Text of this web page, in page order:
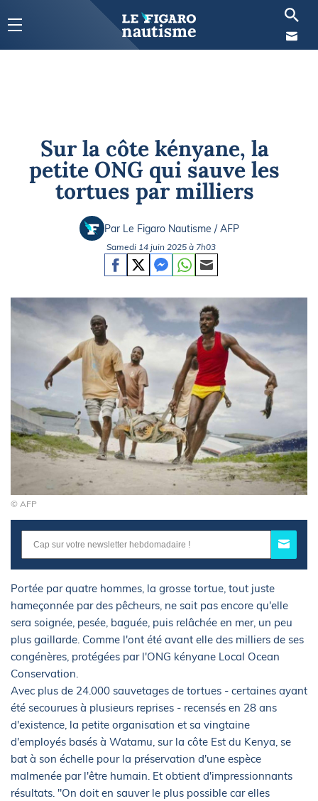
Sur la côte kényane, la
petite ONG qui sauve les
tortues par milliers
Par Le Figaro Nautisme / AFP
Samedi 14 juin 2025 à 7h03
© AFP
Portée par quatre hommes, la grosse tortue, tout juste
hameçonnée par des pêcheurs, ne sait pas encore qu'elle
sera soignée, pesée, baguée, puis relâchée en mer, un peu
plus gaillarde. Comme l'ont été avant elle des milliers de ses
congénères, protégées par l'ONG kényane Local Ocean
Conservation.
Avec plus de 24.000 sauvetages de tortues - certaines ayant
été secourues à plusieurs reprises - recensés en 28 ans
d'existence, la petite organisation et sa vingtaine
d'employés basés à Watamu, sur la côte Est du Kenya, se
bat à son échelle pour la préservation d'une espèce
malmenée par l'être humain. Et obtient d'impressionnants
résultats. "On doit en sauver le plus possible car elles